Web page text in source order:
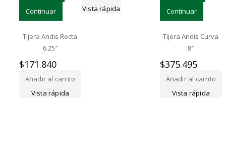
Continuar
Tijera Andis Recta
6.25″
$171.840
Añadir al carrito
Vista rápida
Vista rápida
Continuar
Tijera Andis Curva
8″
$375.495
Añadir al carrito
Vista rápida